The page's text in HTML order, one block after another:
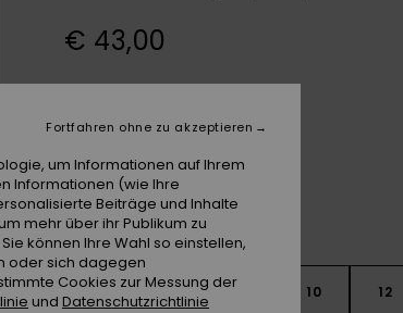
€ 43,00
4 6 10 12
um Informationen auf Ihrem
Informationen (wie Ihre
Beiträge und Inhalte
mehr über ihr Publikum zu
können Ihre Wahl so einstellen,
oder sich dagegen
Cookies zur Messung der
und Datenschutzrichtlinie
Fortfahren ohne zu akzeptieren